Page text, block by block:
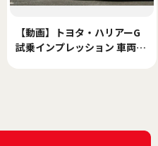
【動画】トヨタ・ハリアーG
試乗インプレッション 車両紹